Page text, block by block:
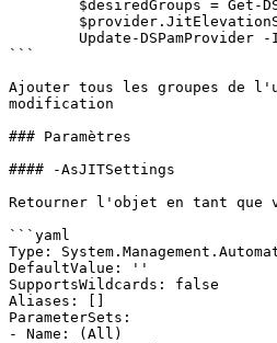
```
Ajouter tous les groupes de
modification
### Paramètres
#### -AsJITSettings
Retourner l'objet en tant
```yaml
Type:
DefaultValue: ''
SupportsWildcards: false
Aliases: []
ParameterSets:
- Name: (All)